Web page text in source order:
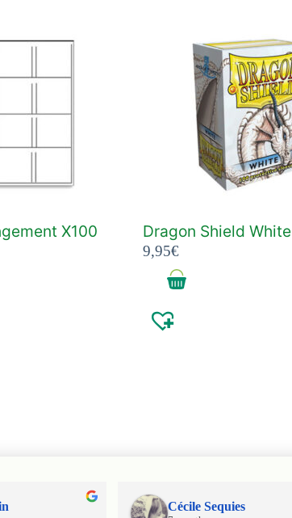
X100 Dragon Shield
9,95€
Cécile Sequies